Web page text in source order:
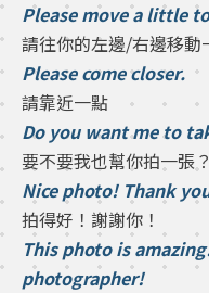
Please move a little
請往你的左邊/右邊移動
Please come closer.
請靠近一點
Do you want me to
要不要我也幫你拍一張？
Nice photo! Thank
拍得好！謝謝你！
This photo is
photographer!